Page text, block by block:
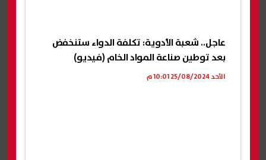
عاجل.. شعبة الأدوية: تكلفة الدواء ستنخفض
بعد توطين صناعة المواد الخام (فيديو)
الأحد 25/08/2024 10:01 م